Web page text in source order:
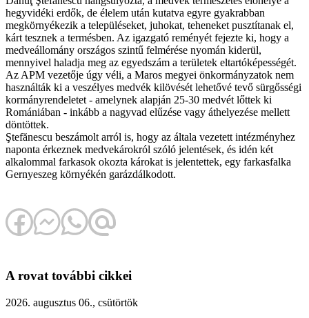
hegyvidéki erdők, de élelem után kutatva egyre gyakrabban
megkörnyékezik a településeket, juhokat, teheneket pusztítanak el,
kárt tesznek a termésben. Az igazgató reményét fejezte ki, hogy a
medveállomány országos szintű felmérése nyomán kiderül,
mennyivel haladja meg az egyedszám a területek eltartóképességét.
Az APM vezetője úgy véli, a Maros megyei önkormányzatok nem
használták ki a veszélyes medvék kilövését lehetővé tevő sürgősségi
kormányrendeletet - amelynek alapján 25-30 medvét lőttek ki
Romániában - inkább a nagyvad elűzése vagy áthelyezése mellett
döntöttek.
Ştefănescu beszámolt arról is, hogy az általa vezetett intézményhez
naponta érkeznek medvekárokról szóló jelentések, és idén két
alkalommal farkasok okozta károkat is jelentettek, egy farkasfalka
Gernyeszeg környékén garázdálkodott.
A rovat további cikkei
2026. augusztus 06., csütörtök